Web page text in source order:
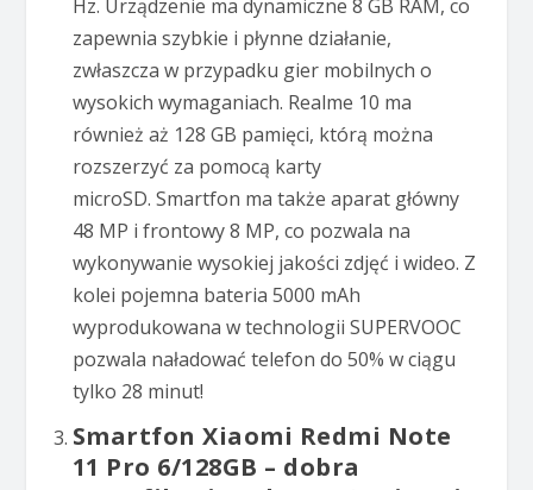
Hz. Urządzenie ma dynamiczne 8 GB RAM, co
zapewnia szybkie i płynne działanie,
zwłaszcza w przypadku gier mobilnych o
wysokich wymaganiach. Realme 10 ma
również aż 128 GB pamięci, którą można
rozszerzyć za pomocą karty
microSD. Smartfon ma także aparat główny
48 MP i frontowy 8 MP, co pozwala na
wykonywanie wysokiej jakości zdjęć i wideo. Z
kolei pojemna bateria 5000 mAh
wyprodukowana w technologii SUPERVOOC
pozwala naładować telefon do 50% w ciągu
tylko 28 minut!
Smartfon Xiaomi Redmi Note
11 Pro 6/128GB – dobra